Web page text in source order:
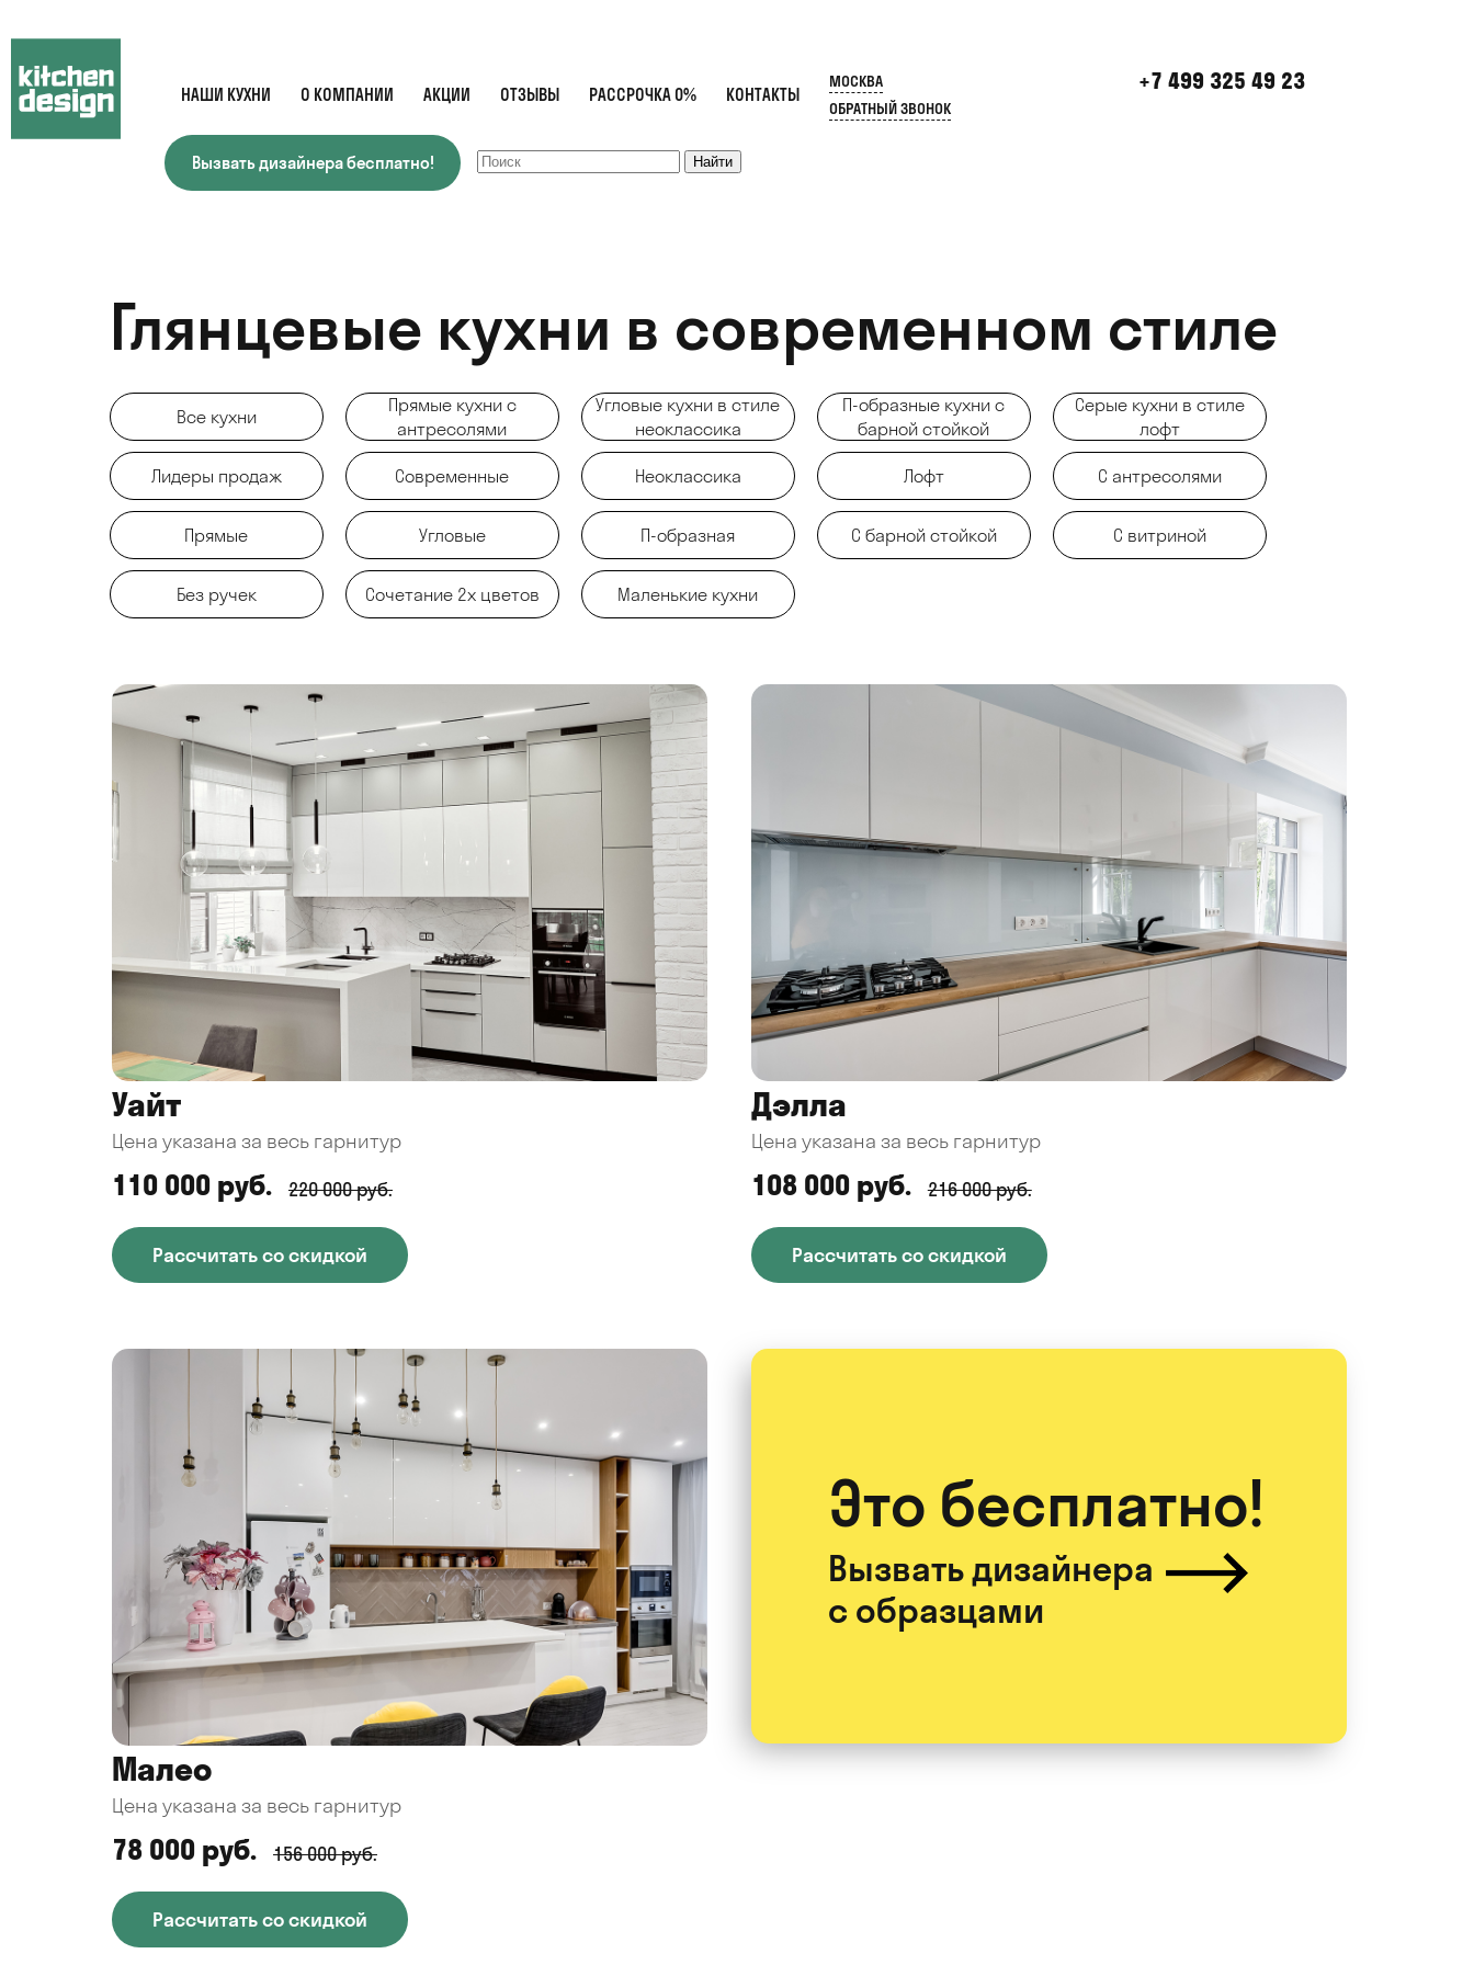
НАШИ КУХНИ О КОМПАНИИ АКЦИИ ОТЗЫВЫ РАССРОЧКА 0% КОНТАКТЫ
+7 499 325 49 23
Вызвать дизайнера бесплатно!
МОСКВА
ОБРАТНЫЙ ЗВОНОК
Глянцевые кухни в современном стиле
Все кухни
Прямые кухни с
антресолями
Угловые кухни в стиле
неоклассика
П-образные кухни с
барной стойкой
Серые кухни в стиле
лофт
Лидеры продаж Современные Неоклассика Лофт С антресолями
Прямые Угловые П-образная С барной стойкой С витриной
Без ручек Сочетание 2х цветов Маленькие кухни
Уайт
Цена указана за весь гарнитур
110 000 руб. 220 000 руб.
Рассчитать со скидкой
Дэлла
Цена указана за весь гарнитур
108 000 руб. 216 000 руб.
Рассчитать со скидкой
Малео
Цена указана за весь гарнитур
78 000 руб. 156 000 руб.
Рассчитать со скидкой
Это бесплатно!
Вызвать дизайнера
с образцами